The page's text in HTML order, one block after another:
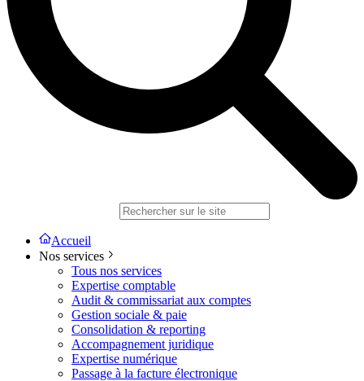
Accueil
Nos services
Tous nos services
Expertise comptable
Audit & commissariat aux comptes
Gestion sociale & paie
Consolidation & reporting
Accompagnement juridique
Expertise numérique
Passage à la facture électronique